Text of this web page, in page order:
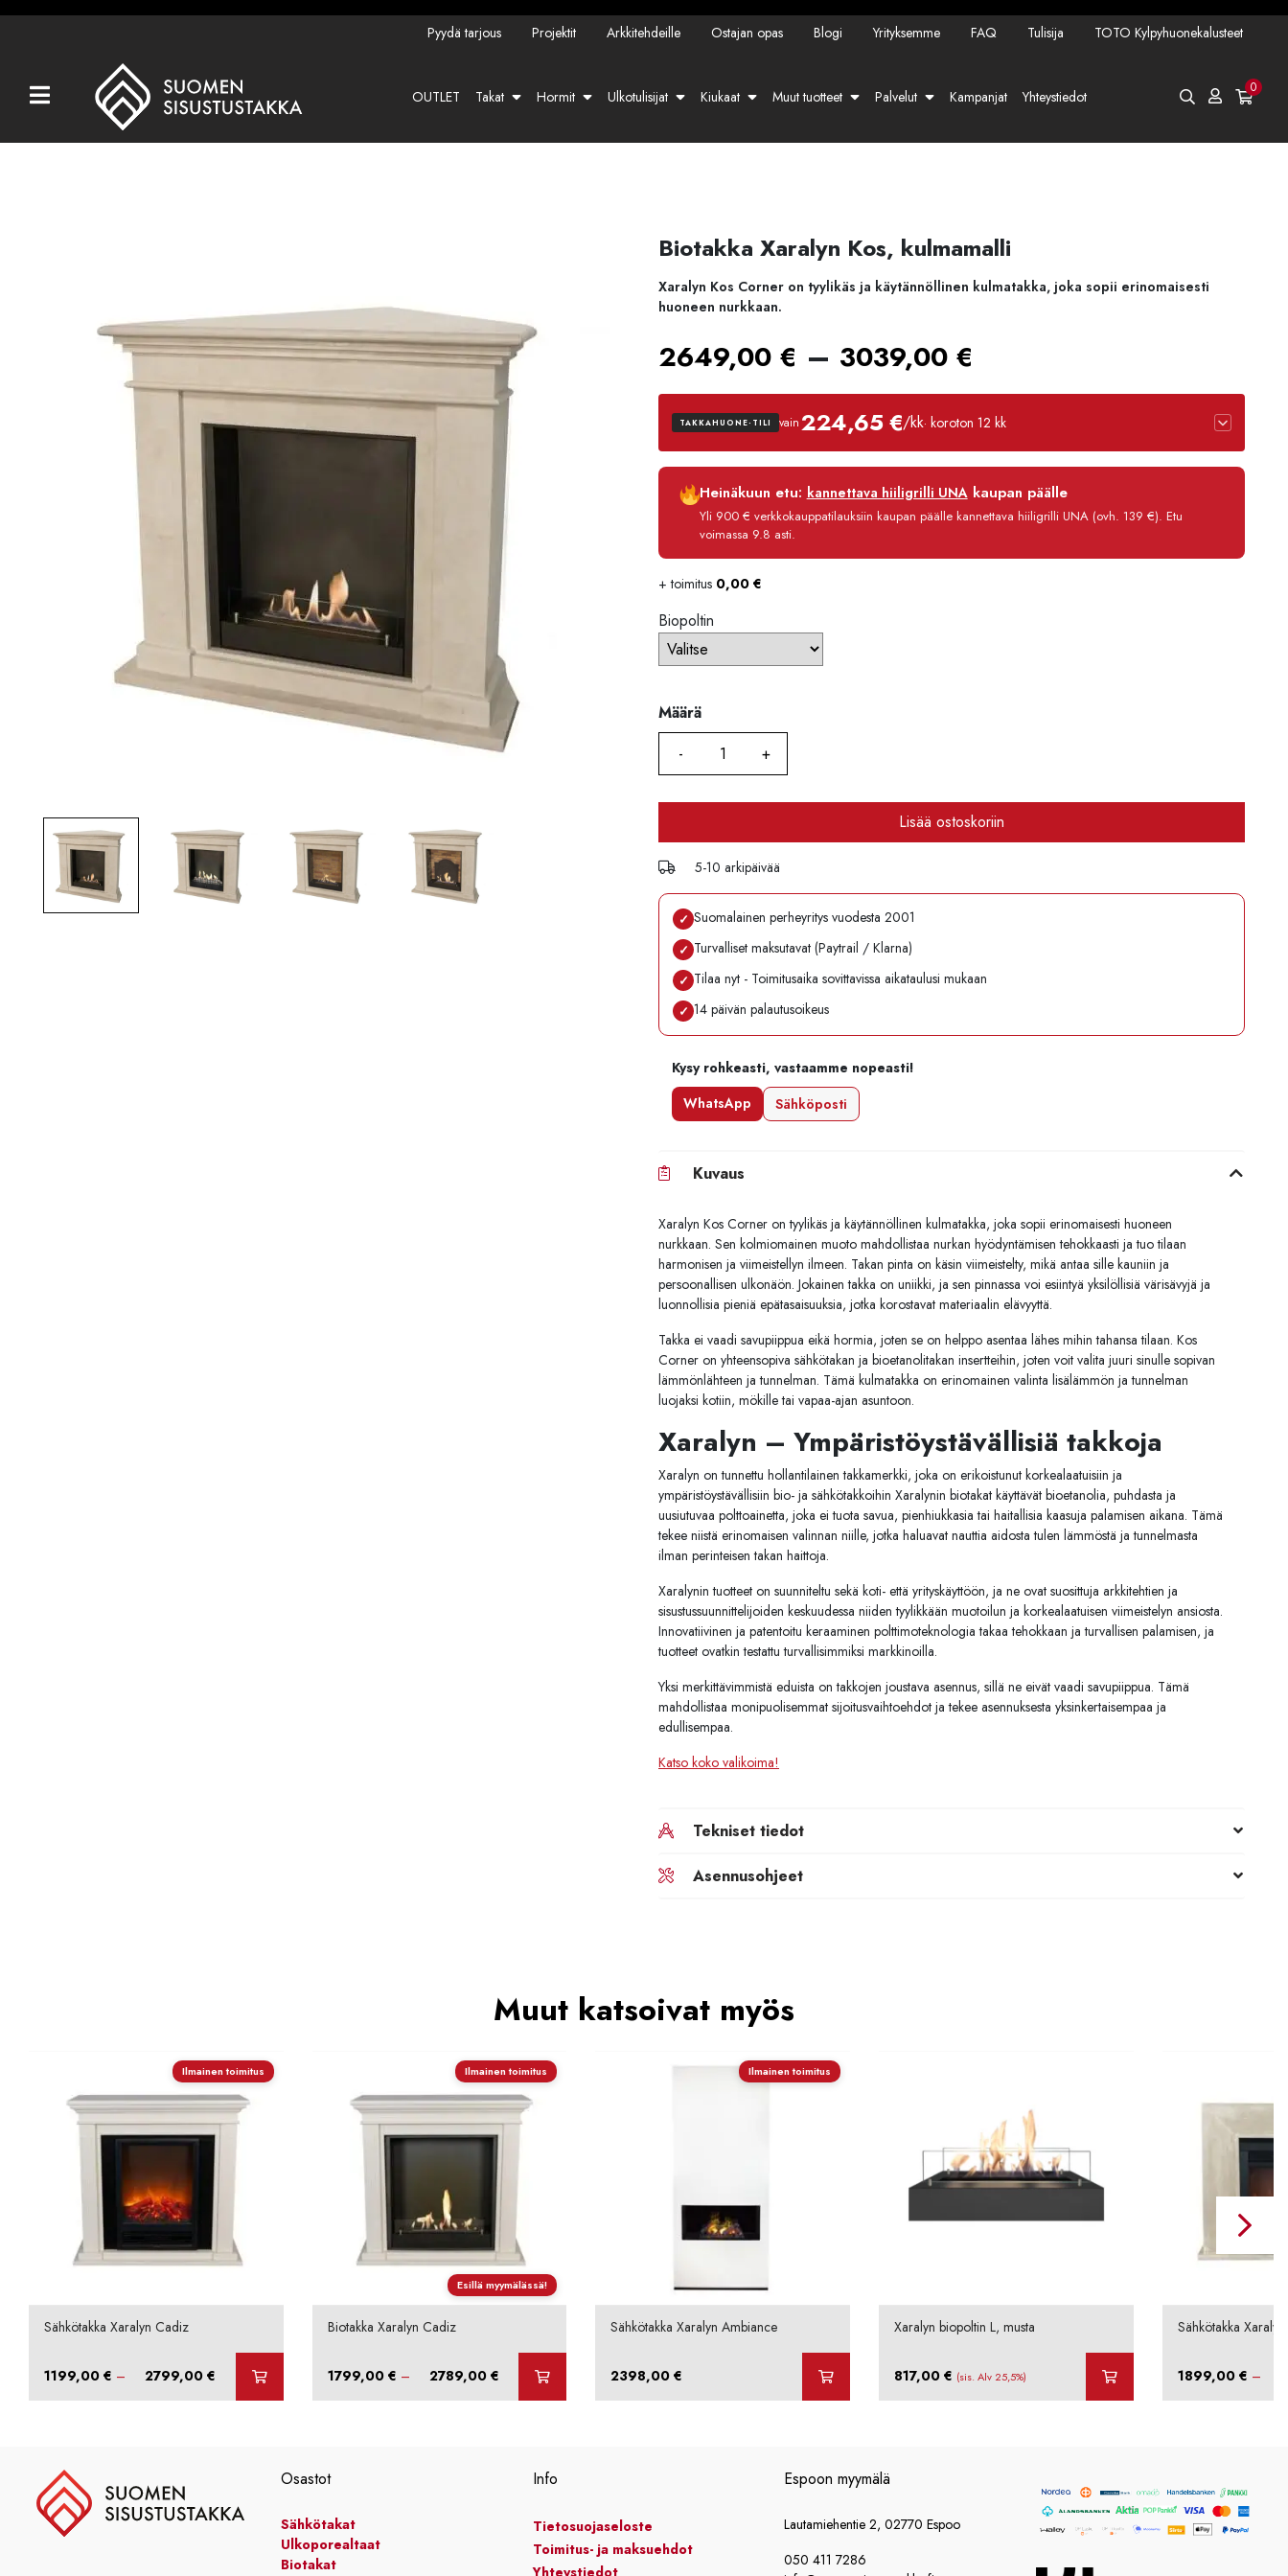
Kaikki tuotteet
Ulkotulisijat
Ostajan opas
FAQ
Tulisija
TOTO
Kylpyhuonekalusteet
Pyydä tarjous Projektit Arkkitehdeille Ostajan opas Blogi Yrityksemme FAQ Tulisija TOTO Kylpyhuonekalusteet
OUTLET Takat Hormit Ulkotulisijat Kiukaat Muut tuotteet Palvelut Kampanjat Yhteystiedot 0
Biotakka Xaralyn Kos, kulmamalli
Xaralyn Kos Corner on tyylikäs ja käytännöllinen kulmatakka, joka sopii erinomaisesti
huoneen nurkkaan.
2649,00 € – 3039,00 €
2649,00 €
-
3039,00 €
TAKKAHUONE-TILI vain224,65 €/kk· koroton 12 kk
Luottoaika
Korko
Käsittelymaksu
Heinäkuun etu: kannettava hiiligrilli UNAkaupan päälle
Yli 900 € verkkokauppatilauksiin kaupan päälle kannettava hiiligrilli UNA (ovh. 139 €). Etu
voimassa 9.8 asti.
+ toimitus 0,00 €
Biopoltin
Määrä
Määrä
Lisää ostoskoriin
5-10 arkipäivää
✓ Suomalainen perheyritys vuodesta 2001
✓ Turvalliset maksutavat (Paytrail / Klarna)
✓ Tilaa nyt - Toimitusaika sovittavissa aikataulusi mukaan
✓ 14 päivän palautusoikeus
Kysy rohkeasti, vastaamme nopeasti!
WhatsApp
Sähköposti
Kuvaus
Xaralyn Kos Corner on tyylikäs ja käytännöllinen kulmatakka, joka sopii erinomaisesti huoneen
nurkkaan. Sen kolmiomainen muoto mahdollistaa nurkan hyödyntämisen tehokkaasti ja tuo tilaan
harmonisen ja viimeistellyn ilmeen. Takan pinta on käsin viimeistelty, mikä antaa sille kauniin ja
persoonallisen ulkonäön. Jokainen takka on uniikki, ja sen pinnassa voi esiintyä yksilöllisiä värisävyjä ja
luonnollisia pieniä epätasaisuuksia, jotka korostavat materiaalin elävyyttä.
Takka ei vaadi savupiippua eikä hormia, joten se on helppo asentaa lähes mihin tahansa tilaan. Kos
Corner on yhteensopiva sähkötakan ja bioetanolitakan insertteihin, joten voit valita juuri sinulle sopivan
lämmönlähteen ja tunnelman. Tämä kulmatakka on erinomainen valinta lisälämmön ja tunnelman
luojaksi kotiin, mökille tai vapaa-ajan asuntoon.
Xaralyn – Ympäristöystävällisiä takkoja
Xaralyn on tunnettu hollantilainen takkamerkki, joka on erikoistunut korkealaatuisiin ja
ympäristöystävällisiin bio- ja sähkötakkoihin Xaralynin biotakat käyttävät bioetanolia, puhdasta ja
uusiutuvaa polttoainetta, joka ei tuota savua, pienhiukkasia tai haitallisia kaasuja palamisen aikana. Tämä
tekee niistä erinomaisen valinnan niille, jotka haluavat nauttia aidosta tulen lämmöstä ja tunnelmasta
ilman perinteisen takan haittoja.
Xaralynin tuotteet on suunniteltu sekä koti- että yrityskäyttöön, ja ne ovat suosittuja arkkitehtien ja
sisustussuunnittelijoiden keskuudessa niiden tyylikkään muotoilun ja korkealaatuisen viimeistelyn ansiosta.
Innovatiivinen ja patentoitu keraaminen polttimoteknologia takaa tehokkaan ja turvallisen palamisen, ja
tuotteet ovatkin testattu turvallisimmiksi markkinoilla.
Yksi merkittävimmistä eduista on takkojen joustava asennus, sillä ne eivät vaadi savupiippua. Tämä
mahdollistaa monipuolisemmat sijoitusvaihtoehdot ja tekee asennuksesta yksinkertaisempaa ja
edullisempaa.
Katso koko valikoima!
Tekniset tiedot
Asennusohjeet
Muut katsoivat myös
Ilmainen toimitus
Sähkötakka Xaralyn Cadiz
1199,00 € – 2799,00 € Hintaluokka:
Ilmainen toimitus
Esillä myymälässä!
Biotakka Xaralyn Cadiz
1799,00 € – 2789,00 €Hintaluokka:
Ilmainen toimitus
Sähkötakka Xaralyn Ambiance
2398,00€
Xaralyn biopoltin L, musta
817,00 € (sis. Alv 25,5%)
Sähkötakka
1899,00 € –
Osastot
Sähkötakat
Ulkoporealtaat
Biotakat
Info
Tietosuojaseloste
Toimitus- ja maksuehdot
Yhteystiedot
Espoon myymälä
Lautamiehentie 2, 02770 Espoo
050 411 7286